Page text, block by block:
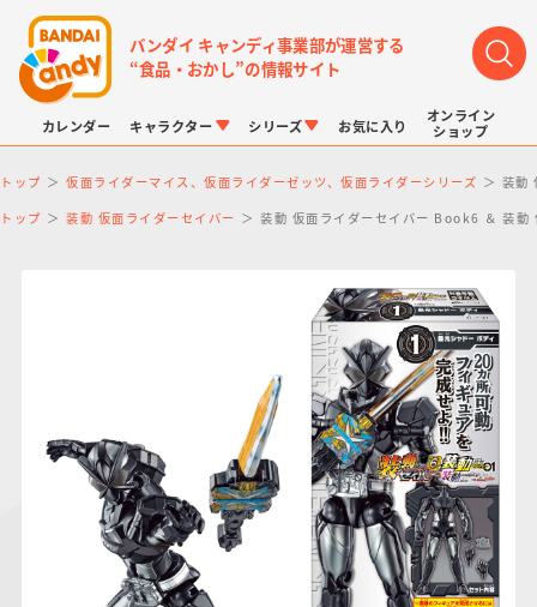
バンダイ キャンディ事業部が運営する
“食品・おかし”の情報サイト
カレンダー キャラクター
仮面ライダーシリー
ズ
プリキュアシリーズ
ガンダムシリーズ
ドラゴンボール
アンパンマン たまご
シリーズ
キャラパキ
にふぉるめーしょん
＆スクエアシール
ポケモンキッズ
ポケモンスケールワ
ールド
お気に入り
オンライン
ショップ
トップ 仮面ライダーマイス、仮面ライダーゼッツ、仮面ライダーシリーズ 装動
トップ 装動 仮面ライダーセイバー 装動 仮面ライダーセイバー Book6 ＆ 装動